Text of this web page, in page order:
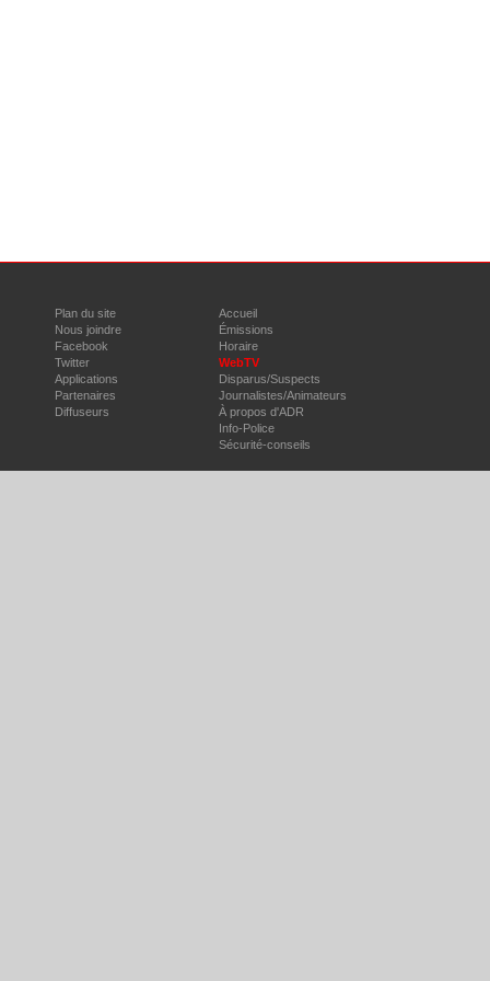
Plan du site
Nous joindre
Facebook
Twitter
Applications
Partenaires
Diffuseurs
Accueil
Émissions
Horaire
WebTV
Disparus/Suspects
Journalistes/Animateurs
À propos d'ADR
Info-Police
Sécurité-conseils